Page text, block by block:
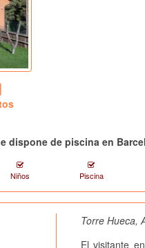
dispone de piscina en
Niños Piscina
Torre Hueca,
El visitante